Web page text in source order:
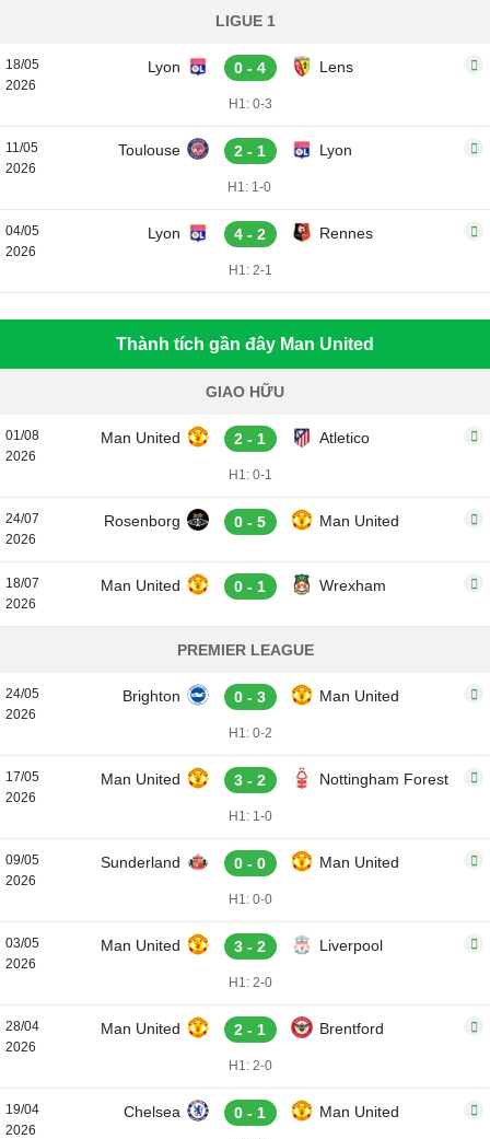
LIGUE 1
18/05
2026
Lyon 0 - 4 Lens
H1: 0-3
11/05
2026
Toulouse 2 - 1 Lyon
H1: 1-0
04/05
2026
Lyon 4 - 2 Rennes
H1: 2-1
Thành tích gần đây Man United
GIAO HỮU
01/08
2026
Man United 2 - 1 Atletico
H1: 0-1
24/07
2026
Rosenborg 0 - 5 Man United
18/07
2026
Man United 0 - 1 Wrexham
PREMIER LEAGUE
24/05
2026
Brighton 0 - 3 Man United
H1: 0-2
17/05
2026
Man United 3 - 2 Nottingham Forest
H1: 1-0
09/05
2026
Sunderland 0 - 0 Man United
H1: 0-0
03/05
2026
Man United 3 - 2 Liverpool
H1: 2-0
28/04
2026
Man United 2 - 1 Brentford
H1: 2-0
19/04
2026
Chelsea 0 - 1 Man United